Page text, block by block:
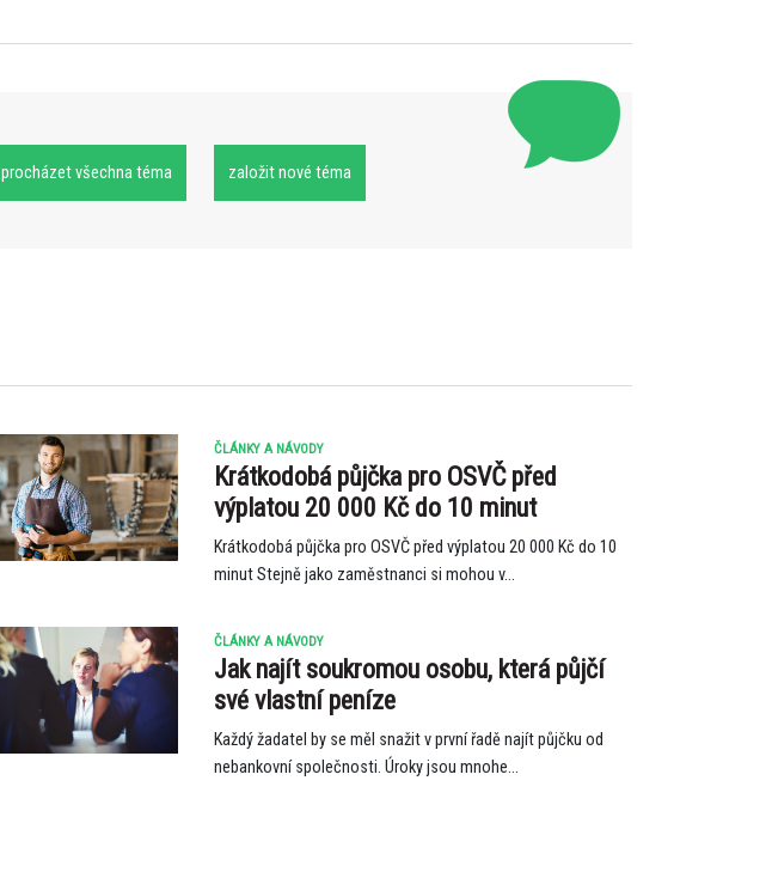
procházet všechna téma založit nové téma
ČLÁNKY A NÁVODY
Krátkodobá půjčka pro OSVČ před
výplatou 20 000 Kč do 10 minut
Krátkodobá půjčka pro OSVČ před výplatou 20 000 Kč do 10
minut Stejně jako zaměstnanci si mohou v...
ČLÁNKY A NÁVODY
Jak najít soukromou osobu, která půjčí
své vlastní peníze
Každý žadatel by se měl snažit v první řadě najít půjčku od
nebankovní společnosti. Úroky jsou mnohe...